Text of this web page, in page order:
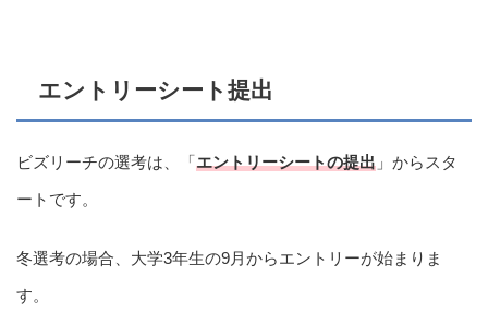
エントリーシート提出
ビズリーチの選考は、「エントリーシートの提出 」からスタ
ートです。
冬選考の場合、大学3年生の9月からエントリーが始まりま
す。